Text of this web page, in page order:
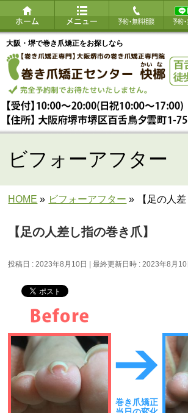
大阪・堺で巻き爪矯正をお探しなら
ビフォーアフター
HOME » ビフォーアフター » 【足の人
【足の人差し指の巻き爪】
投稿日 : 2023年8月10日 最終更新日時 : 2023年8月10
巻き爪矯正